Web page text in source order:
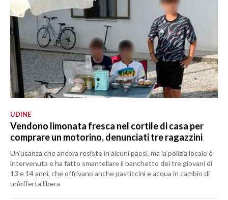
UDINE
Vendono limonata fresca nel cortile di casa per
comprare un motorino, denunciati tre ragazzini
Un’usanza che ancora resiste in alcuni paesi, ma la polizia locale è
intervenuta e ha fatto smantellare il banchetto dei tre giovani di
13 e 14 anni, che offrivano anche pasticcini e acqua in cambio di
un’offerta libera